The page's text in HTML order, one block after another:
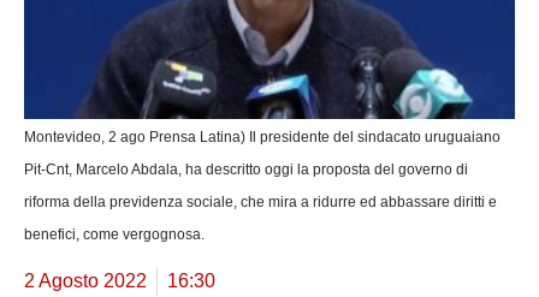
Montevideo, 2 ago Prensa Latina) Il presidente del sindacato uruguaiano
Pit-Cnt, Marcelo Abdala, ha descritto oggi la proposta del governo di
riforma della previdenza sociale, che mira a ridurre ed abbassare diritti e
benefici, come vergognosa.
2 Agosto 2022 16:30